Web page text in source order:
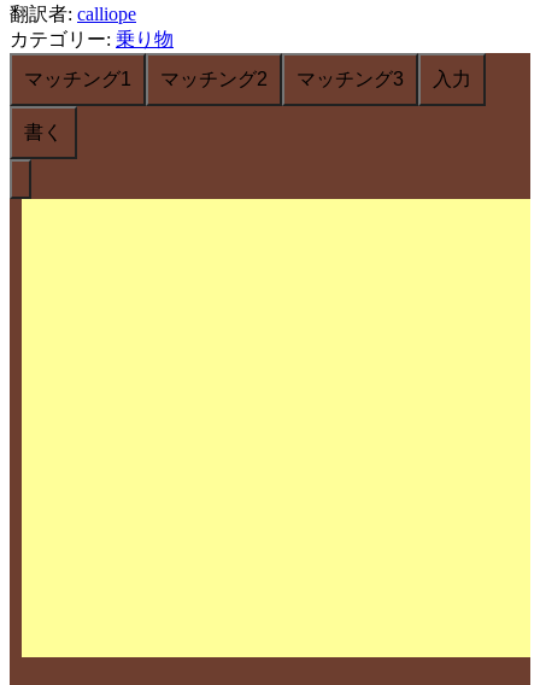
翻訳者: calliope
カテゴリー: 乗り物
マッチング1
マッチング2 マッチング3 入力
書く